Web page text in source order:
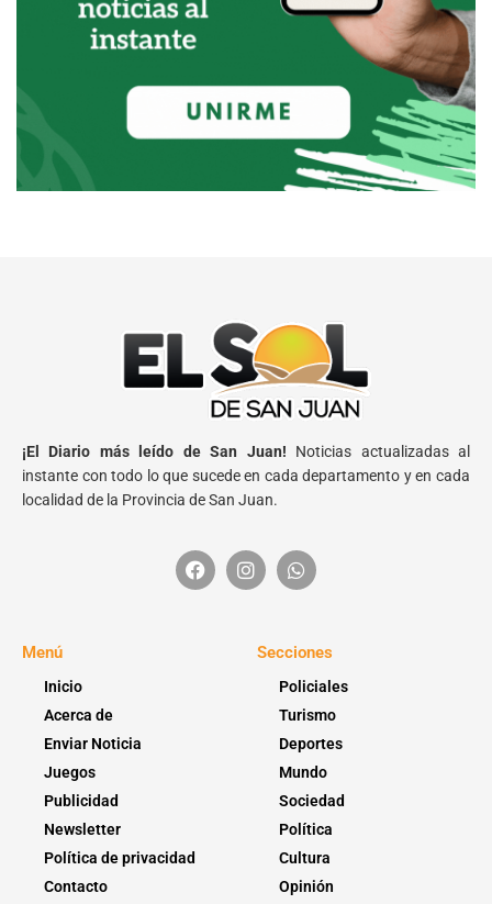
¡El Diario más leído de San Juan! Noticias actualizadas al
instante con todo lo que sucede en cada departamento y en cada
localidad de la Provincia de San Juan.
Menú
Inicio
Acerca de
Enviar Noticia
Juegos
Publicidad
Newsletter
Política de privacidad
Contacto
Secciones
Policiales
Turismo
Deportes
Mundo
Sociedad
Política
Cultura
Opinión